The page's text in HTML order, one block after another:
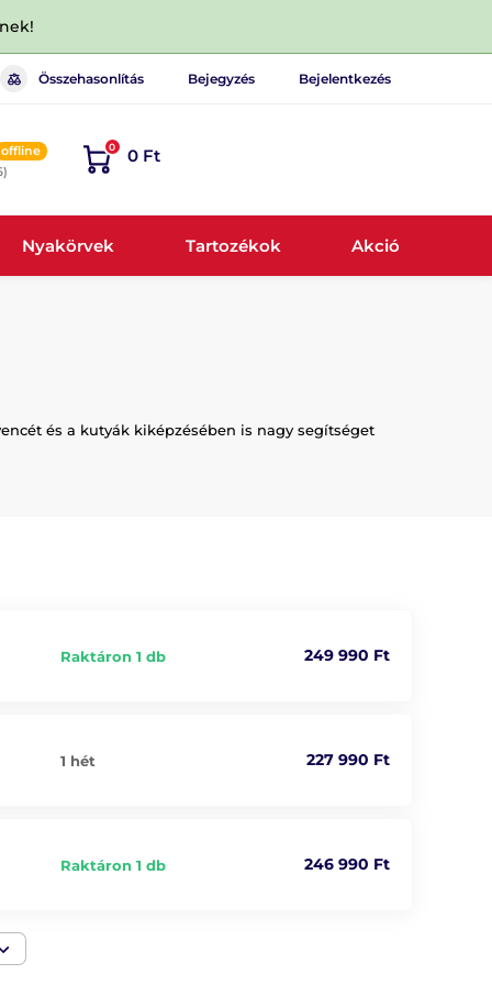
Összehasonlítás Bejegyzés Bejelentkezés
offline
0 0 Ft
Nyakörvek Tartozékok Akció
és a kutyák kiképzésében is nagy segítséget
Raktáron 1 db 249 990 Ft
1 hét 227 990 Ft
Raktáron 1 db 246 990 Ft